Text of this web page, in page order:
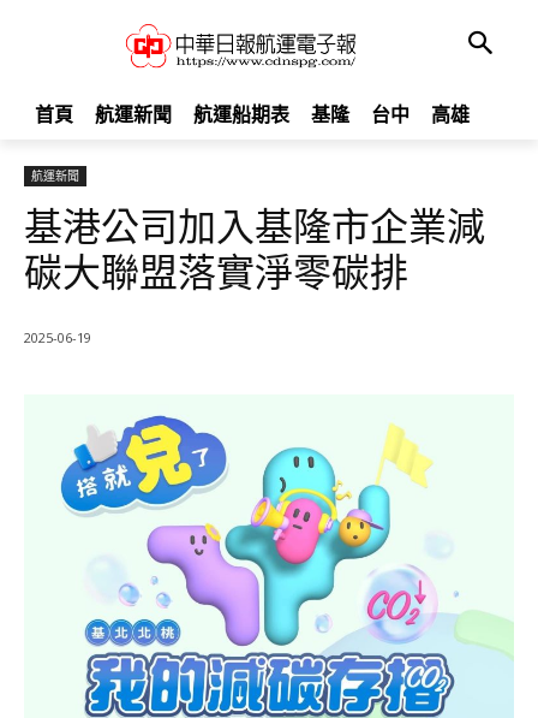
首頁 航運新聞 航運船期表 基隆 台中 高雄
航運新聞
基港公司加入基隆市企業減
碳大聯盟落實淨零碳排
2025-06-19